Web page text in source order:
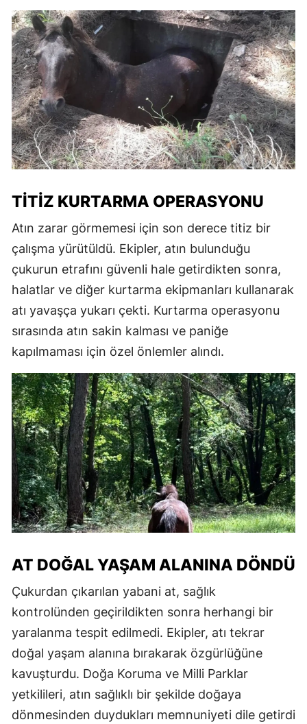
TITIZ KURTARMA OPERASYONU
Atın zarar görmemesi için son derece titiz bir
çalışma yürütüldü. Ekipler, atın bulunduğu
çukurun etrafını güvenli hale getirdikten sonra,
halatlar ve diğer kurtarma ekipmanları kullanarak
atı yavaşça yukarı çekti. Kurtarma operasyonu
sırasında atın sakin kalması ve paniğe
kapılmaması için özel önlemler alındı.
AT DOĞAL YAŞAM ALANINA DÖNDÜ
Çukurdan çıkarılan yabani at, sağlık
kontrolünden geçirildikten sonra herhangi bir
yaralanma tespit edilmedi. Ekipler, atı tekrar
doğal yaşam alanına bırakarak özgürlüğüne
kavuşturdu. Doğa Koruma ve Milli Parklar
yetkilileri, atın sağlıklı bir şekilde doğaya
dönmesinden duydukları memnuniyeti dile getirdi